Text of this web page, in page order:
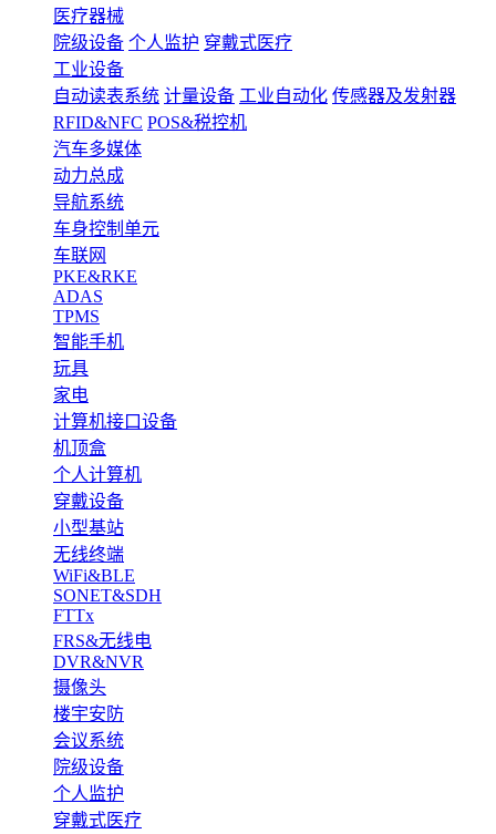
医疗器械
院级设备 个人监护 穿戴式医疗
工业设备
自动读表系统 计量设备 工业自动化 传感器及发射器
RFID&NFC POS&税控机
汽车多媒体
动力总成
导航系统
车身控制单元
车联网
PKE&RKE
ADAS
TPMS
智能手机
玩具
家电
计算机接口设备
机顶盒
个人计算机
穿戴设备
小型基站
无线终端
WiFi&BLE
SONET&SDH
FTTx
FRS&无线电
DVR&NVR
摄像头
楼宇安防
会议系统
院级设备
个人监护
穿戴式医疗